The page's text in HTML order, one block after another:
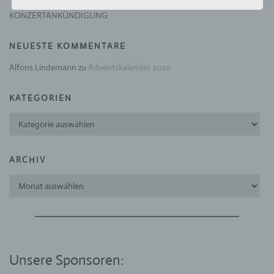
KONZERTANKÜNDIGUNG
NEUESTE KOMMENTARE
Alfons Lindemann zu Adventskalender 2020
KATEGORIEN
Kategorien
ARCHIV
Archiv
Unsere Sponsoren:
soll sowohl für die Öffentlichkeit als auch für
gewährleisten, möchten wir vorab die verwendeten
Begrifflichkeiten erläutern.
unter anderem die folgenden Begriffe:
Informationen, die sich auf eine identifizierte
Folgenden „betroffene Person") beziehen. Als
Online-Kennung oder zu einem oder mehreren